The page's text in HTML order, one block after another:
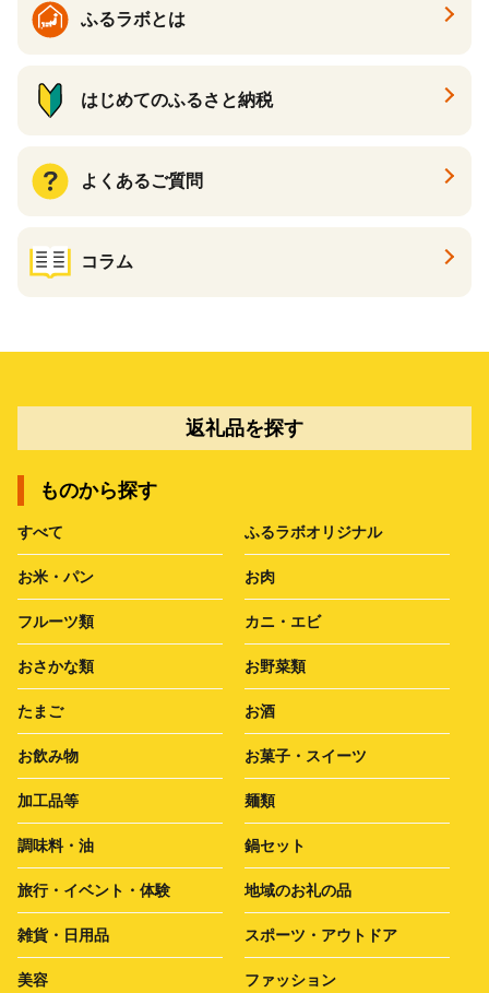
ふるラボとは
はじめてのふるさと納税
よくあるご質問
コラム
返礼品を探す
ものから探す
すべて ふるラボオリジナル
お米・パン お肉
フルーツ類 カニ・エビ
おさかな類 お野菜類
たまご お酒
お飲み物 お菓子・スイーツ
加工品等 麺類
調味料・油 鍋セット
旅行・イベント・体験 地域のお礼の品
雑貨・日用品 スポーツ・アウトドア
美容 ファッション